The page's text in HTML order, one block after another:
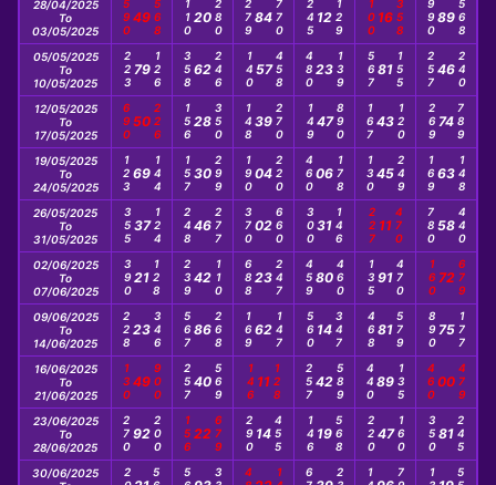
28/04/2025
To
03/05/2025
590 49 568 110 20 280 279 84 770 245 12 129 100 16 358 99089 568
05/05/2025
To
10/05/2025
223 79126 358 62 246 140 57458 480 23 139 56781 155 257 46 240
12/05/2025
To
17/05/2025
690 50 226 156 28 350 148 39 270 149 47890 16743 120 269 74 789
19/05/2025
To
24/05/2025
123 69 144 157 30 299 19004 220 46006 178 130 45 249 16963 148
26/05/2025
To
31/05/2025
355 37124 248 46 277 370 02 660 30031 146 227 11 470 780 58 440
02/06/2025
To
07/06/2025
39021 128 239 42 110 688 23 247 459 80 460 135 91 470 160 72679
09/06/2025
To
14/06/2025
228 23 346 56786 268 16962 147 560 14 347 46881 579 890 75177
16/06/2025
To
21/06/2025
130 49 900 257 40 569 146 11 128 257 42 589 440 89 135 46000 479
23/06/2025
To
28/06/2025
270 92 200 156 22 679 290 14 455 146 19 568 220 47160 350 81 245
30/06/2025